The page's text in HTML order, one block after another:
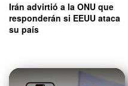
Irán advirtió a la ONU que
responderán si EEUU ataca
su país